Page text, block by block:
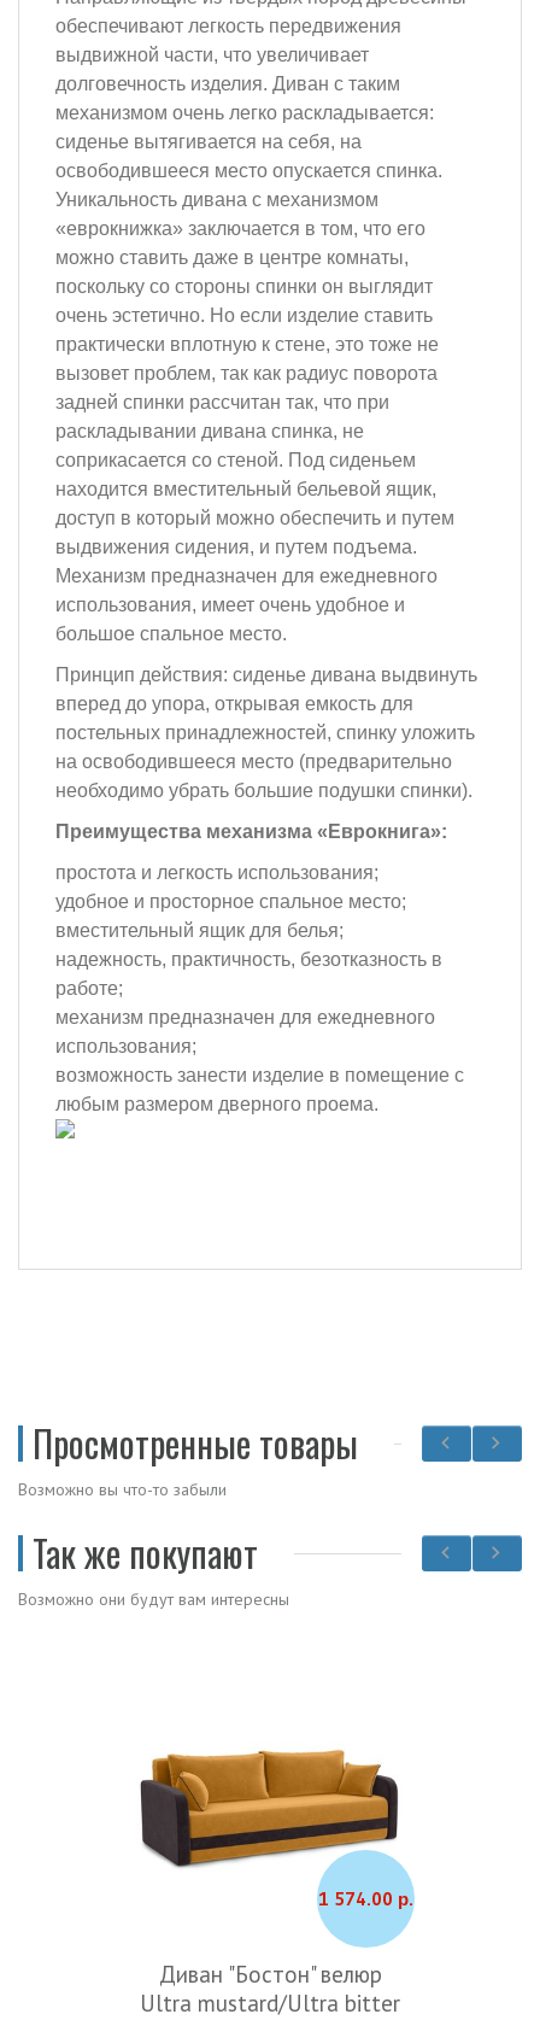
обеспечивают легкость передвижения
выдвижной части, что увеличивает
долговечность изделия. Диван с таким
механизмом очень легко раскладывается:
сиденье вытягивается на себя, на
освободившееся место опускается спинка.
Уникальность дивана с механизмом
«еврокнижка» заключается в том, что его
можно ставить даже в центре комнаты,
поскольку со стороны спинки он выглядит
очень эстетично. Но если изделие ставить
практически вплотную к стене, это тоже не
вызовет проблем, так как радиус поворота
задней спинки рассчитан так, что при
раскладывании дивана спинка, не
соприкасается со стеной. Под сиденьем
находится вместительный бельевой ящик,
доступ в который можно обеспечить и путем
выдвижения сидения, и путем подъема.
Механизм предназначен для ежедневного
использования, имеет очень удобное и
большое спальное место.
Принцип действия: сиденье дивана выдвинуть
вперед до упора, открывая емкость для
постельных принадлежностей, спинку уложить
на освободившееся место (предварительно
необходимо убрать большие подушки спинки).
Преимущества механизма «Еврокнига»:
простота и легкость использования;
удобное и просторное спальное место;
вместительный ящик для белья;
надежность, практичность, безотказность в
работе;
механизм предназначен для ежедневного
использования;
возможность занести изделие в помещение с
любым размером дверного проема.
Просмотренные товары
Возможно вы что-то забыли
Так же покупают
Возможно они будут вам интересны
1 574.00 р.
Диван "Бостон" велюр
Ultra mustard/Ultra bitter